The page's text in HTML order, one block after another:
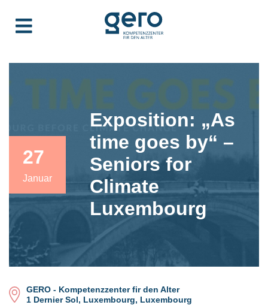
27
Januar
Exposition: „As
time goes by“ –
Seniors for
Climate
Luxembourg
GERO - Kompetenzzenter fir den Alter
1 Dernier Sol, Luxembourg, Luxembourg